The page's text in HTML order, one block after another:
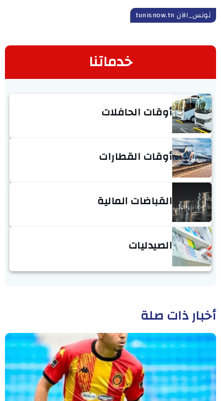
تونس_الآن tunisnow.tn
خدماتنا
أوقات الحافلات
أوقات القطارات
القباضات المالية
الصيدليات
أخبار ذات صلة